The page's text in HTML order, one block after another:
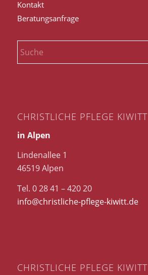
Kontakt
Beratungsanfrage
CHRISTLICHE PFLEGE KIWITT
in Alpen
Lindenallee 1
46519 Alpen
Tel. 0 28 41 – 420 20
info@christliche-pflege-kiwitt.de
CHRISTLICHE PFLEGE KIWITT